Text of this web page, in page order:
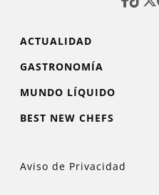
ACTUALIDAD
GASTRONOMÍA
MUNDO LÍQUIDO
BEST NEW CHEFS
Aviso de Privacidad